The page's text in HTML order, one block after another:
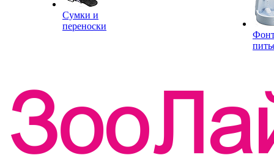
Сумки и
переноски